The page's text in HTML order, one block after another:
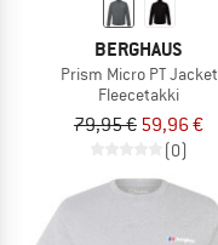
BERGHAUS
Prism Micro PT Jacket
Fleecetakki
79,95 € 59,96 €
(0)